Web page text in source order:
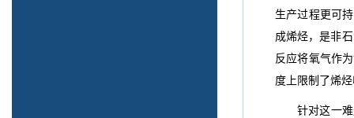
生产过程更可
成烯烃，是非
反应将氧气作
度上限制了烯
针对这一